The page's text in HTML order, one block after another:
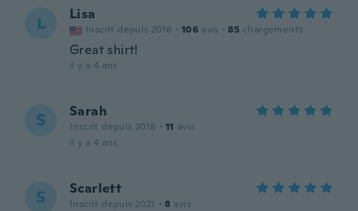
L Lisa
Inscrit depuis 2018 · 106 avis · 85 chargements
Great shirt!
il y a 4 ans
S Sarah
Inscrit depuis 2018 · 11 avis
il y a 4 ans
S Scarlett
Inscrit depuis 2021 · 8 avis